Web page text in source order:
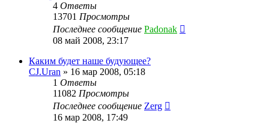
4 Ответы
13701 Просмотры
Последнее сообщение Padonak
08 май 2008, 23:17
Каким будет наше будующее?
CJ.Uran » 16 мар 2008, 05:18
1 Ответы
11082 Просмотры
Последнее сообщение Zerg
16 мар 2008, 17:49